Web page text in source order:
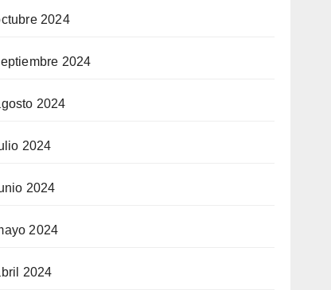
2024
2024
2024
2024
2024
2024
2024